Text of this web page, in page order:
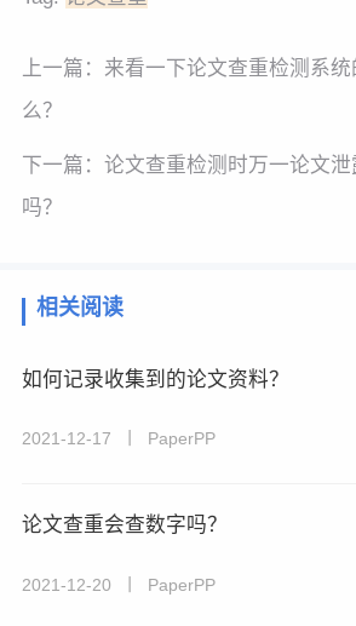
上一篇： 来看一下论文查重检测系
么？
下一篇： 论文查重检测时万一论文
吗？
相关阅读
如何记录收集到的论文资料？
2021-12-17 丨 PaperPP
论文查重会查数字吗？
2021-12-20 丨 PaperPP